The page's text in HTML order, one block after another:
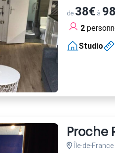
de 38€à
2
Studio
Proche
Île-de-France